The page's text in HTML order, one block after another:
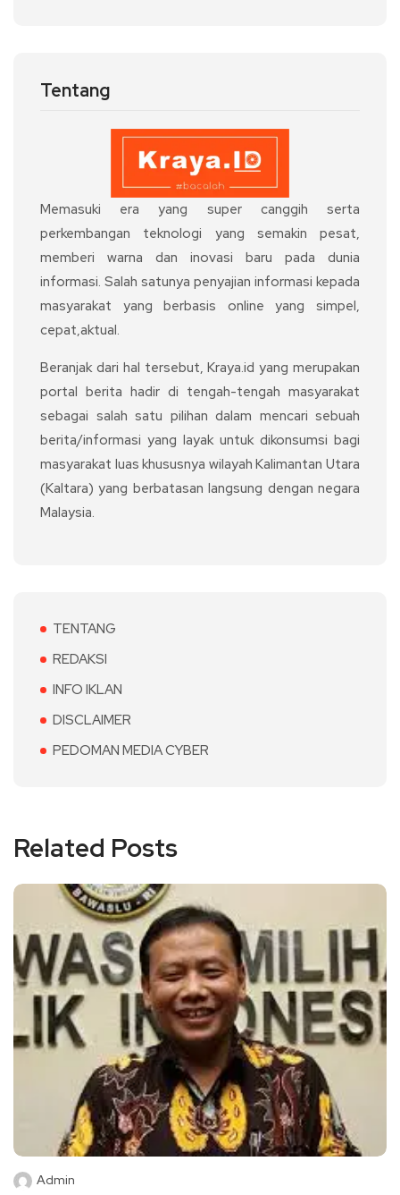
Tentang
Memasuki era yang super canggih serta
perkembangan teknologi yang semakin pesat,
memberi warna dan inovasi baru pada dunia
informasi. Salah satunya penyajian informasi kepada
masyarakat yang berbasis online yang simpel,
cepat,aktual.
Beranjak dari hal tersebut, Kraya.id yang merupakan
portal berita hadir di tengah-tengah masyarakat
sebagai salah satu pilihan dalam mencari sebuah
berita/informasi yang layak untuk dikonsumsi bagi
masyarakat luas khususnya wilayah Kalimantan Utara
(Kaltara) yang berbatasan langsung dengan negara
Malaysia.
TENTANG
REDAKSI
INFO IKLAN
DISCLAIMER
PEDOMAN MEDIA CYBER
Related Posts
Admin